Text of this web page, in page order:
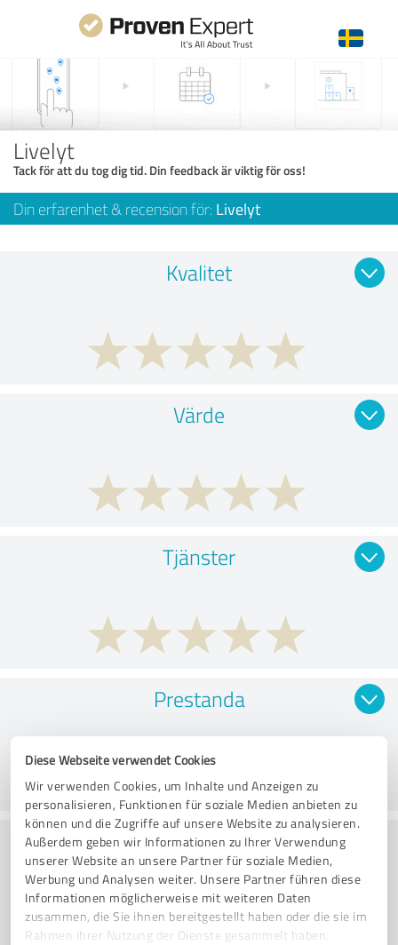
Diese Webseite verwendet Cookies
Wir verwenden Cookies, um Inhalte und Anzeigen zu
personalisieren, Funktionen für soziale Medien anbieten zu
können und die Zugriffe auf unsere Website zu analysieren.
Außerdem geben wir Informationen zu Ihrer Verwendung
unserer Website an unsere Partner für soziale Medien,
Werbung und Analysen weiter. Unsere Partner führen diese
Informationen möglicherweise mit weiteren Daten
zusammen, die Sie ihnen bereitgestellt haben oder die sie im
Rahmen Ihrer Nutzung der Dienste gesammelt haben.
Livelyt
Tack för att du tog dig tid. Din feedback är viktig för oss!
Din erfarenhet & recension för: Livelyt
Kvalitet
Värde
Tjänster
Prestanda
Rådgivning